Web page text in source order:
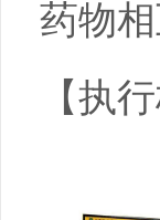
药物
【执